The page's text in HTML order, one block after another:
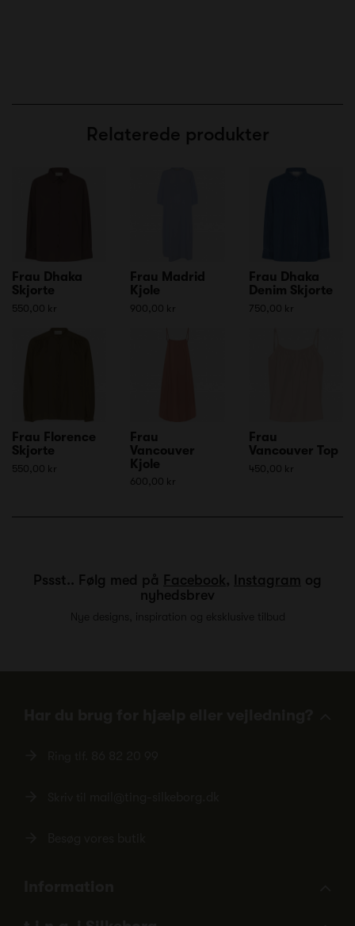
Relaterede produkter
Frau Dhaka
Skjorte
550,00 kr
Frau Madrid
Kjole
900,00 kr
Frau Dhaka
Denim Skjorte
750,00 kr
Frau Florence
Skjorte
550,00 kr
Frau
Vancouver
Kjole
600,00 kr
Frau
Vancouver Top
450,00 kr
Pssst.. Følg med på Facebook, Instagram og
nyhedsbrev
Nye designs, inspiration og eksklusive tilbud